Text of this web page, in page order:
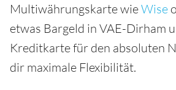
Multiwährungskarte wieWise
etwas Bargeld in VAE-Dirham
Kreditkarte für den absoluten
dir maximale Flexibilität.